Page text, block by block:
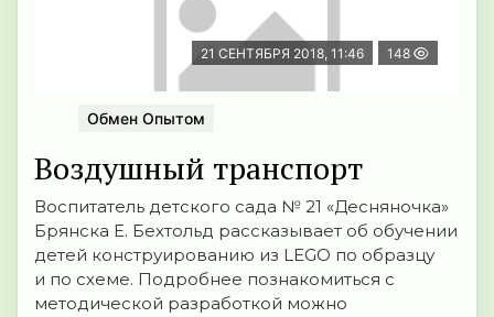
21 СЕНТЯБРЯ 2018, 11:46 148
Обмен Опытом
Воздушный транспорт
Воспитатель детского сада № 21 «Десняночка»
Брянска Е. Бехтольд рассказывает об обучении
детей конструированию из LEGO по образцу
и по схеме. Подробнее познакомиться с
методической разработкой можно